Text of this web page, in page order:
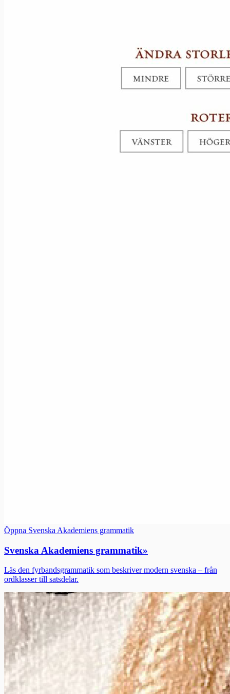
Öppna Svenska Akademiens grammatik
Svenska Akademiens grammatik»
Läs den fyrbandsgrammatik som beskriver modern svenska – från
ordklasser till satsdelar.